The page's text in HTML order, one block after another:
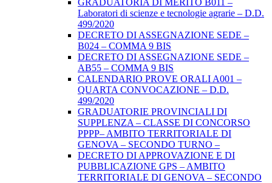
GRADUATORIA DI MERITO B011 –
Laboratori di scienze e tecnologie agrarie – D.D.
499/2020
DECRETO DI ASSEGNAZIONE SEDE –
B024 – COMMA 9 BIS
DECRETO DI ASSEGNAZIONE SEDE –
AB55 – COMMA 9 BIS
CALENDARIO PROVE ORALI A001 –
QUARTA CONVOCAZIONE – D.D.
499/2020
GRADUATORIE PROVINCIALI DI
SUPPLENZA – CLASSE DI CONCORSO
PPPP– AMBITO TERRITORIALE DI
GENOVA – SECONDO TURNO –
DECRETO DI APPROVAZIONE E DI
PUBBLICAZIONE GPS – AMBITO
TERRITORIALE DI GENOVA – SECONDO